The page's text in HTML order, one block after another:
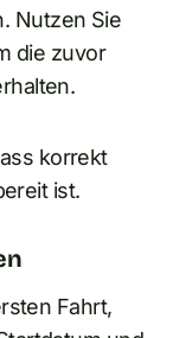
Nutzen Sie
die zuvor
korrekt
ist.
Fahrt,